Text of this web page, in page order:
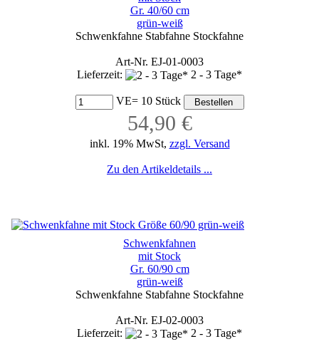
Gr. 40/60 cm
grün-weiß
Schwenkfahne Stabfahne Stockfahne
Art-Nr. EJ-01-0003
Lieferzeit:
2 - 3 Tage*
VE= 10 Stück
54,90 €
inkl. 19% MwSt, zzgl. Versand
Zu den Artikeldetails ...
Schwenkfahnen
mit Stock
Gr. 60/90 cm
grün-weiß
Schwenkfahne Stabfahne Stockfahne
Art-Nr. EJ-02-0003
Lieferzeit:
2 - 3 Tage*